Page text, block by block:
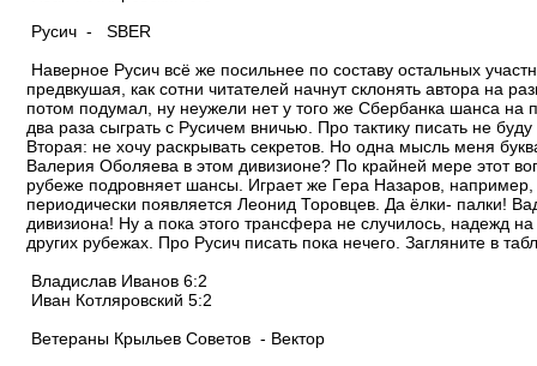
Русич - SBER
Наверное Русич всё же посильнее по составу остальных
предвкушая, как сотни читателей начнут склонять автора на
потом подумал, ну неужели нет у того же Сбербанка шанса
два раза сыграть с Русичем вничью. Про тактику писать не
Вторая: не хочу раскрывать секретов. Но одна мысль меня
Валерия Оболяева в этом дивизионе? По крайней мере этот
рубеже подровняет шансы. Играет же Гера Назаров,
периодически появляется Леонид Торовцев. Да ёлки- палки!
дивизиона! Ну а пока этого трансфера не случилось, надежд
других рубежах. Про Русич писать пока нечего. Загляните в
Владислав Иванов 6:2
Иван Котляровский 5:2
Ветераны Крыльев Советов - Вектор